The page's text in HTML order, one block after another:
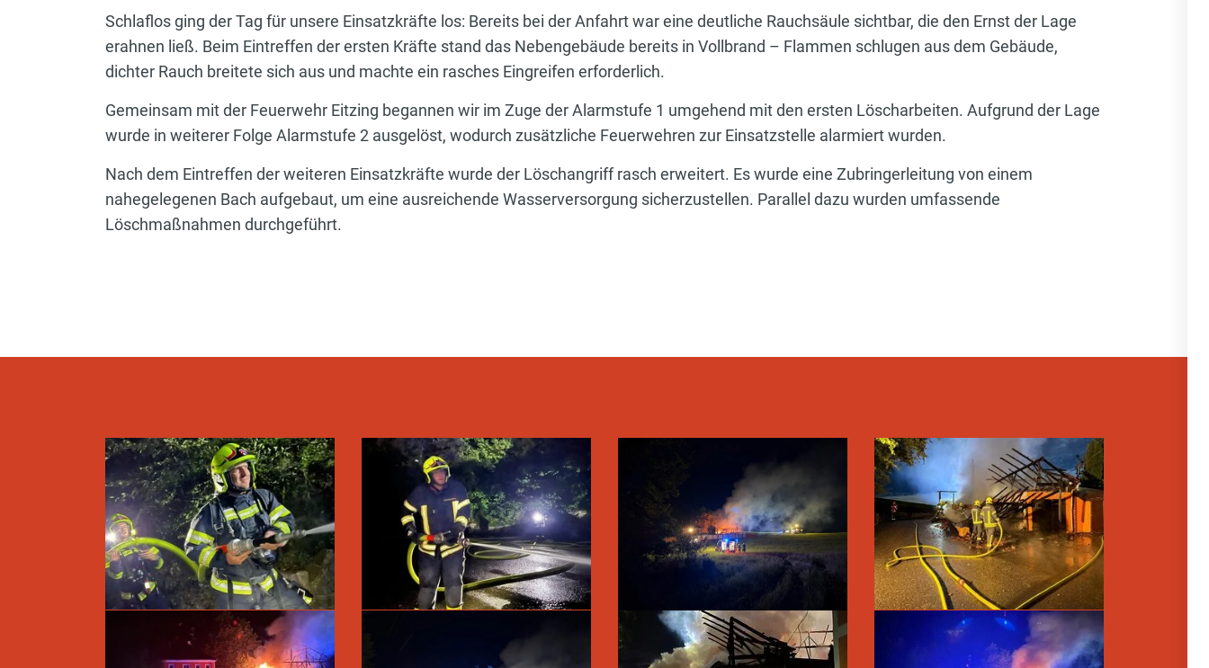
Schlaflos ging der Tag für unsere Einsatzkräfte los: Bereits bei der Anfahrt war eine deutliche Rauchsäule sichtbar, die den Ernst der Lage
erahnen ließ. Beim Eintreffen der ersten Kräfte stand das Nebengebäude bereits in Vollbrand – Flammen schlugen aus dem Gebäude,
dichter Rauch breitete sich aus und machte ein rasches Eingreifen erforderlich.
Gemeinsam mit der Feuerwehr Eitzing begannen wir im Zuge der Alarmstufe 1 umgehend mit den ersten Löscharbeiten. Aufgrund der Lage
wurde in weiterer Folge Alarmstufe 2 ausgelöst, wodurch zusätzliche Feuerwehren zur Einsatzstelle alarmiert wurden.
Nach dem Eintreffen der weiteren Einsatzkräfte wurde der Löschangriff rasch erweitert. Es wurde eine Zubringerleitung von einem
nahegelegenen Bach aufgebaut, um eine ausreichende Wasserversorgung sicherzustellen. Parallel dazu wurden umfassende
Löschmaßnahmen durchgeführt.